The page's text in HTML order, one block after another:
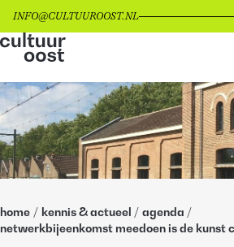
INFO@CULTUUROOST.NL
home / kennis & actueel / agenda /
netwerkbijeenkomst meedoen is de kunst